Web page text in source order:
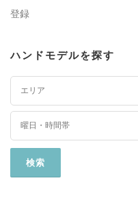
登録
ハンドモデルを探す